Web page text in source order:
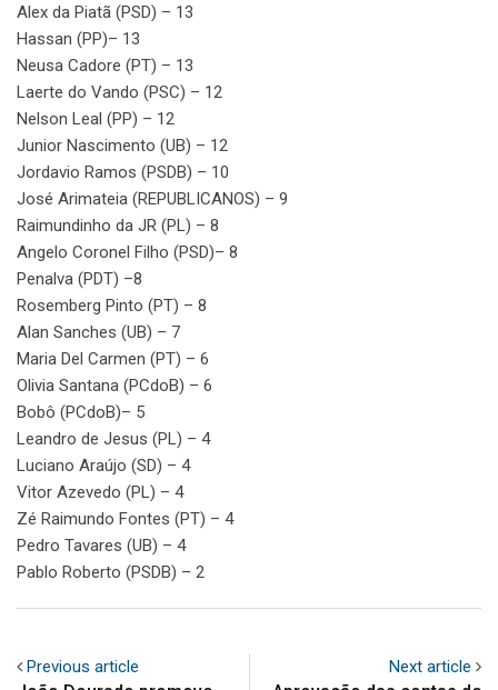
Alex da Piatã (PSD) – 13
Hassan (PP)– 13
Neusa Cadore (PT) – 13
Laerte do Vando (PSC) – 12
Nelson Leal (PP) – 12
Junior Nascimento (UB) – 12
Jordavio Ramos (PSDB) – 10
José Arimateia (REPUBLICANOS) – 9
Raimundinho da JR (PL) – 8
Angelo Coronel Filho (PSD)– 8
Penalva (PDT) –8
Rosemberg Pinto (PT) – 8
Alan Sanches (UB) – 7
Maria Del Carmen (PT) – 6
Olivia Santana (PCdoB) – 6
Bobô (PCdoB)– 5
Leandro de Jesus (PL) – 4
Luciano Araújo (SD) – 4
Vitor Azevedo (PL) – 4
Zé Raimundo Fontes (PT) – 4
Pedro Tavares (UB) – 4
Pablo Roberto (PSDB) – 2
Previous article Next article